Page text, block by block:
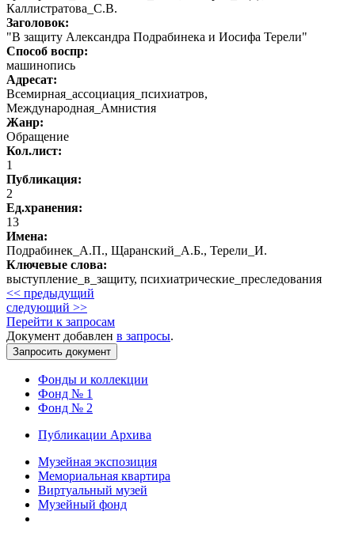
Каллистратова_С.В.
Заголовок:
"В защиту Александра Подрабинека и Иосифа Терели"
Способ воспр:
машинопись
Адресат:
Всемирная_ассоциация_психиатров,
Международная_Амнистия
Жанр:
Обращение
Кол.лист:
1
Публикация:
2
Ед.хранения:
13
Имена:
Подрабинек_А.П., Щаранский_А.Б., Терели_И.
Ключевые слова:
выступление_в_защиту, психиатрические_преследования
<< предыдущий
следующий >>
Перейти к запросам
Документ добавлен в запросы.
Фонды и коллекции
Фонд № 1
Фонд № 2
Публикации Архива
Музейная экспозиция
Мемориальная квартира
Виртуальный музей
Музейный фонд